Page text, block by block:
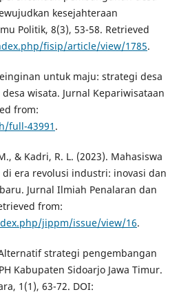
kesejahteraan
Politik, 8(3), 53-58. Retrieved
fisip/article/view/1785.
untuk maju: strategi desa
wisata. Jurnal Kepariwisataan
from:
full-43991 .
& Kadri, R. L. (2023). Mahasiswa
era revolusi industri: inovasi dan
Jurnal Ilmiah Penalaran dan
from:
jippm/issue/view/16.
strategi pengembangan
Kabupaten Sidoarjo Jawa Timur.
1(1), 63-72. DOI: